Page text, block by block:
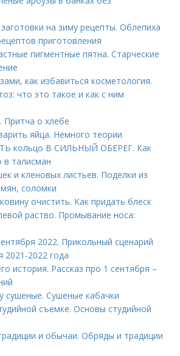
на зиму рецепты. Облепиха
приготовления
пигментные пятна. Старческие
как избавиться косметология.
что это такое и как с ним
Притча о хлебе
яйца. Немного теории
кольцо В СИЛЬНЫЙ ОБЕРЕГ. Как
в талисман
и кленовых листьев. Поделки из
соломки
очистить. Как придать блеск
раство. Промывание носа:
2022. Прикольный сценарий
2021-2022 года
история. Рассказ про 1 сентября –
сушеные. Сушеные кабачки
съемке. Основы студийной
и обычаи. Обряды и традиции